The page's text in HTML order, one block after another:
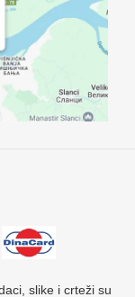
slike i crteži su